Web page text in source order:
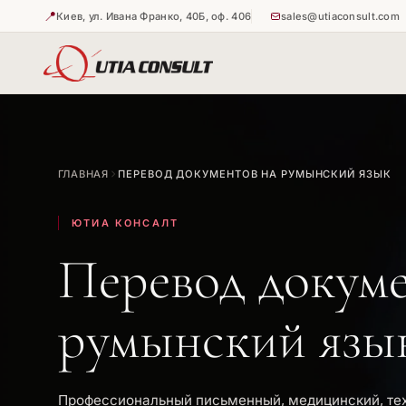
📍Киев, ул. Ивана Франко, 40Б, оф. 406 sales@utiaconsult.com
ГЛАВНАЯ ПЕРЕВОД ДОКУМЕНТОВ НА РУМЫНСКИЙ ЯЗЫК
ЮТИА КОНСАЛТ
Перевод
румынский
Профессиональный письменный, медицинский,